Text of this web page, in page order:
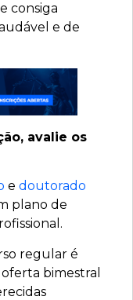
consiga
e de
avalie os
e doutorado
plano de
regular é
bimestral